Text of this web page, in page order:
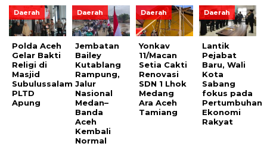
Daerah
Polda Aceh
Gelar Bakti
Religi di
Masjid
Subulussalam
PLTD
Apung
Daerah
Jembatan
Bailey
Kutablang
Rampung,
Jalur
Nasional
Medan–
Banda
Aceh
Kembali
Normal
Daerah
Yonkav
11/Macan
Setia Cakti
Renovasi
SDN 1 Lhok
Medang
Ara Aceh
Tamiang
Daerah
Lantik
Pejabat
Baru, Wali
Kota
Sabang
fokus pada
Pertumbuhan
Ekonomi
Rakyat